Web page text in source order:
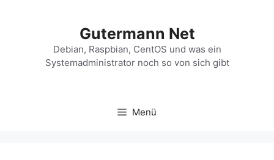
Gutermann Net
Debian, Raspbian, CentOS und was ein
Systemadministrator noch so von sich gibt
Menü